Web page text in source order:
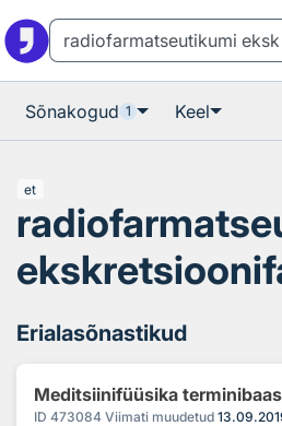
Sõnakogud 1 Keel
et
Erialasõnastikud
Meditsiinifüüsika terminibaas
ID 473084 Viimati muudetud